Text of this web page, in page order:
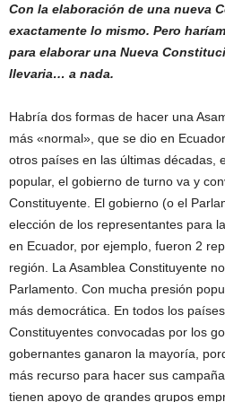
Con la elaboración de una nueva
exactamente lo mismo. Pero
para elaborar una Nueva
llevaria… a nada.
Habría dos formas de hacer una
más «normal», que se dio en
otros países en las últimas décadas,
popular, el gobierno de turno va y
Constituyente. El gobierno (o el
elección de los representantes para
en Ecuador, por ejemplo, fueron 2
región. La Asamblea Constituyente
Parlamento. Con mucha presión
más democrática. En todos los
Constituyentes convocadas por los
gobernantes ganaron la mayoría,
más recurso para hacer sus
tienen apoyo de grandes grupos